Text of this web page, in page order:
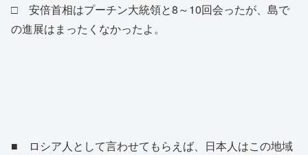
□ 安倍首相はプーチン大統領と8～10回会ったが、島で
の進展はまったくなかったよ。
■ ロシア人として言わせてもらえば、日本人はこの地域